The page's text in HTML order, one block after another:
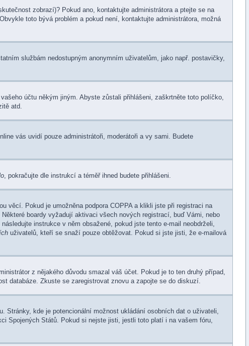
zobrazí)? Pokud ano, kontaktujte administrátora a ptejte se na
toto bývá problém a pokud není, kontaktujte administrátora, možná
službám nedostupným anonymním uživatelům, jako např. postavičky,
účtu někým jiným. Abyste zůstali přihlášeni, zaškrtněte toto políčko,
atd.
vás uvidí pouze administrátoři, moderátoři a vy sami. Budete
, pokračujte dle instrukcí a téměř ihned budete přihlášeni.
věcí. Pokud je umožněna podpora COPPA a klikli jste při registraci na
boardy vyžadují aktivaci všech nových registrací, buď Vámi, nebo
instrukce v něm obsažené, pokud jste tento e-mail neobdrželi,
uživatelů, kteří se snaží pouze obtěžovat. Pokud si jste jisti, že e-mailová
z nějakého důvodu smazal váš účet. Pokud je to ten druhý případ,
databáze. Zkuste se zaregistrovat znovu a zapojte se do diskuzí.
Stránky, kde je potencionální možnost ukládání osobních dat o uživateli,
Spojených Států. Pokud si nejste jisti, jestli toto platí i na vašem fóru,